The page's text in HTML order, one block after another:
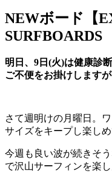
NEWボード【
SURFBOARDS
明日、9日(火)は健康診
ご不便をお掛けします
さて週明けの月曜日。
サイズをキープし楽しめ
今週も良い波が続きそ
で沢山サーフィンを楽し